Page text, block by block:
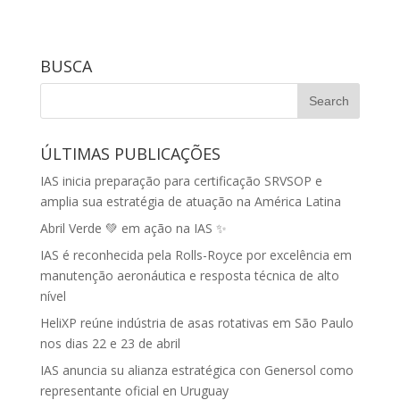
BUSCA
ÚLTIMAS PUBLICAÇÕES
IAS inicia preparação para certificação SRVSOP e
amplia sua estratégia de atuação na América Latina
Abril Verde 💚 em ação na IAS ✨
IAS é reconhecida pela Rolls-Royce por excelência em
manutenção aeronáutica e resposta técnica de alto
nível
HeliXP reúne indústria de asas rotativas em São Paulo
nos dias 22 e 23 de abril
IAS anuncia su alianza estratégica con Genersol como
representante oficial en Uruguay